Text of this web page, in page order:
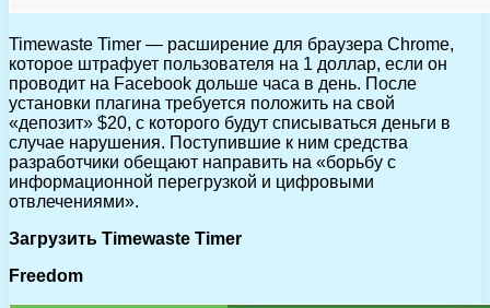
Timewaste Timer — расширение для браузера Chrome,
которое штрафует пользователя на 1 доллар, если он
проводит на Facebook дольше часа в день. После
установки плагина требуется положить на свой
«депозит» $20, с которого будут списываться деньги в
случае нарушения. Поступившие к ним средства
разработчики обещают направить на «борьбу с
информационной перегрузкой и цифровыми
отвлечениями».
Загрузить Timewaste Timer
Freedom